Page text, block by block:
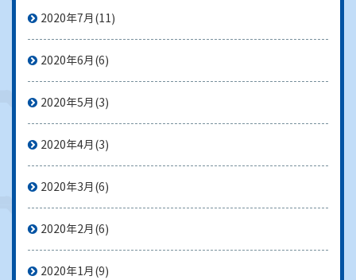
2020年7月 (11)
2020年6月 (6)
2020年5月 (3)
2020年4月 (3)
2020年3月 (6)
2020年2月 (6)
2020年1月 (9)